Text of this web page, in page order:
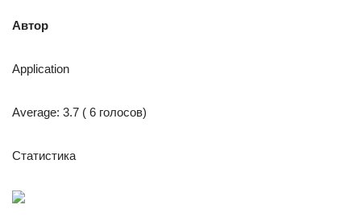
Автор
Application
Average: 3.7 ( 6 голосов)
Статистика